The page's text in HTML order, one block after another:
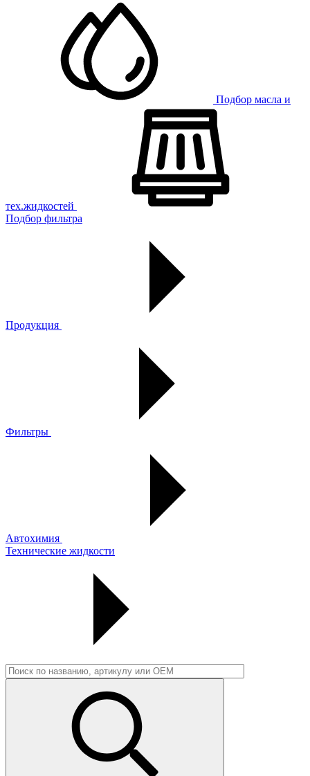
Подбор масла и
тех.жидкостей
Подбор фильтра
Продукция
Фильтры
Автохимия
Технические жидкости